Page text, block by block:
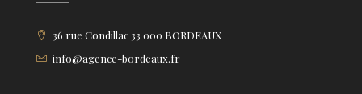
36 rue Condillac 33 000 BORDEAUX
info@agence-bordeaux.fr